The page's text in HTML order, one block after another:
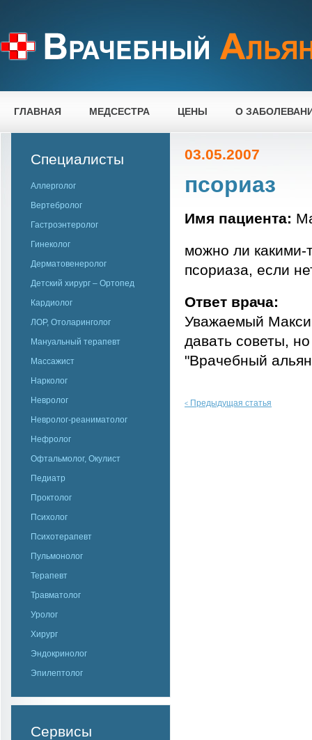
ГЛАВНАЯ МЕДСЕСТРА ЦЕНЫ О
Специалисты
Аллерголог
Вертебролог
Гастроэнтеролог
Гинеколог
Дерматовенеролог
Детский хирург – Ортопед
Кардиолог
ЛОР, Отоларинголог
Мануальный терапевт
Массажист
Нарколог
Невролог
Невролог-реаниматолог
Нефролог
Офтальмолог, Окулист
Педиатр
Проктолог
Психолог
Психотерапевт
Пульмонолог
Терапевт
Травматолог
Уролог
Хирург
Эндокринолог
Эпилептолог
Сервисы
03.05.2007
псориаз
Имя пациента:
можно ли какими-
псориаза, если
Ответ врача:
Уважаемый
давать советы,
"Врачебный
< Предыдущая статья